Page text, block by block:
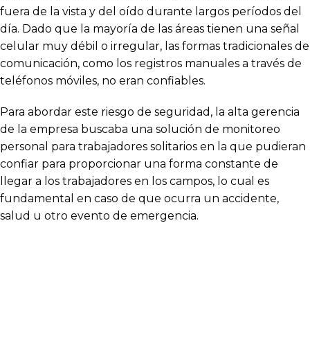
fuera de la vista y del oído durante largos períodos del
día. Dado que la mayoría de las áreas tienen una señal
celular muy débil o irregular, las formas tradicionales de
comunicación, como los registros manuales a través de
teléfonos móviles, no eran confiables.
Para abordar este riesgo de seguridad, la alta gerencia
de la empresa buscaba una solución de monitoreo
personal para trabajadores solitarios en la que pudieran
confiar para proporcionar una forma constante de
llegar a los trabajadores en los campos, lo cual es
fundamental en caso de que ocurra un accidente,
salud u otro evento de emergencia.